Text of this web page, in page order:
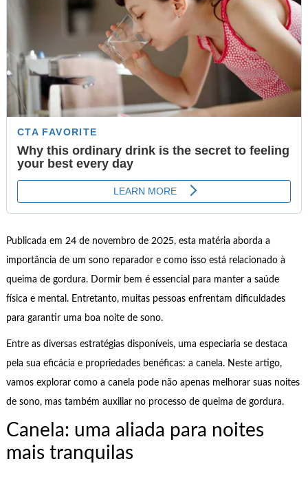
Publicada em 24 de novembro de 2025, esta matéria aborda a
importância de um sono reparador e como isso está relacionado à
queima de gordura. Dormir bem é essencial para manter a saúde
física e mental. Entretanto, muitas pessoas enfrentam dificuldades
para garantir uma boa noite de sono.
Entre as diversas estratégias disponíveis, uma especiaria se destaca
pela sua eficácia e propriedades benéficas: a canela. Neste artigo,
vamos explorar como a canela pode não apenas melhorar suas noites
de sono, mas também auxiliar no processo de queima de gordura.
Canela: uma aliada para noites
mais tranquilas